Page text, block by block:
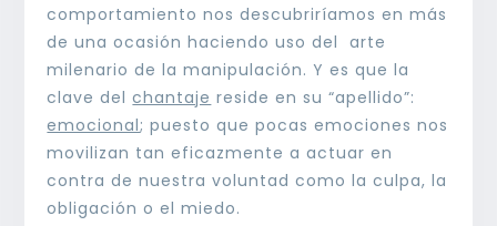
comportamiento nos descubriríamos en más
de una ocasión haciendo uso del arte
milenario de la manipulación. Y es que la
clave delchantaje reside en su “apellido”:
emocional; puesto que pocas emociones nos
movilizan tan eficazmente a actuar en
contra de nuestra voluntad como la culpa, la
obligación o el miedo.